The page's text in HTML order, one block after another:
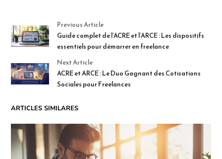
Previous Article
Guide complet de l’ACRE et l’ARCE : Les dispositifs
essentiels pour démarrer en freelance
Next Article
ACRE et ARCE : Le Duo Gagnant des Cotisations
Sociales pour Freelances
ARTICLES SIMILARES